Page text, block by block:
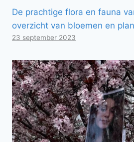
De prachtige flora en fauna
overzicht van bloemen en
23 september 2023